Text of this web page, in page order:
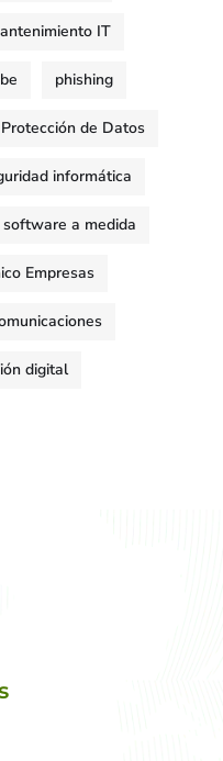
IT
phishing
Protección de Datos
informática
software a medida
Empresas
digital